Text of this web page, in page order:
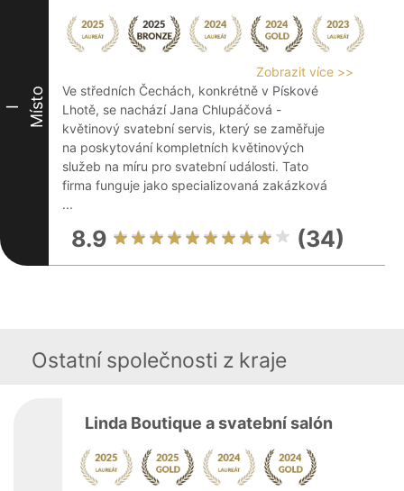
I Místo
Zobrazit více >>
Ve středních Čechách, konkrétně v Pískové
Lhotě, se nachází Jana Chlupáčová -
květinový svatební servis, který se zaměřuje
na poskytování kompletních květinových
služeb na míru pro svatební události. Tato
firma funguje jako specializovaná zakázková
...
8.9 (34)
Ostatní společnosti z kraje
Linda Boutique a svatební salón